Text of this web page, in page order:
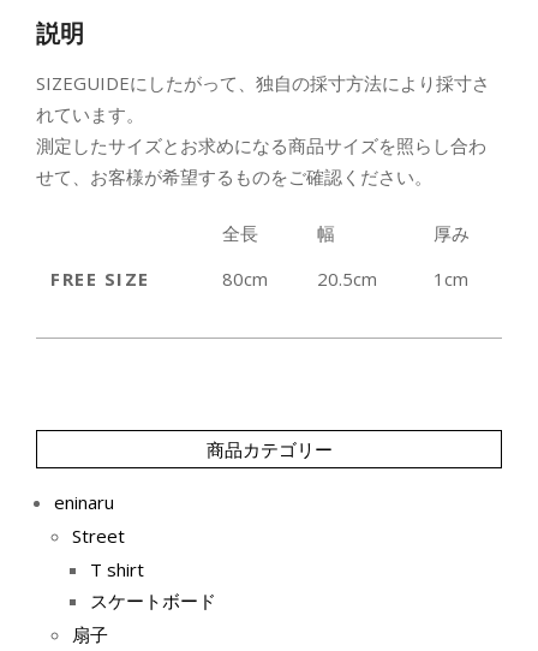
デ
キ
(8.0inch)
個
説明
SIZEGUIDEにしたがって、独自の採寸方法により採寸さ
れています。
測定したサイズとお求めになる商品サイズを照らし合わ
せて、お客様が希望するものをご確認ください。
全長 幅
厚み
FREE SIZE
80cm 20.5cm 1cm
商品カテゴリー
eninaru
Street
T shirt
スケートボード
扇子